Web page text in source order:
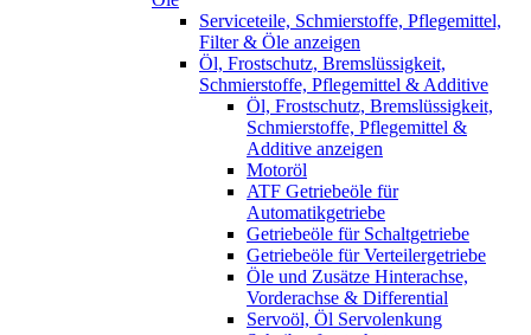
Serviceteile, Schmierstoffe, Pflegemittel,
Filter & Öle anzeigen
Öl, Frostschutz, Bremslüssigkeit,
Schmierstoffe, Pflegemittel & Additive
Öl, Frostschutz, Bremslüssigkeit,
Schmierstoffe, Pflegemittel &
Additive anzeigen
Motoröl
ATF Getriebeöle für
Automatikgetriebe
Getriebeöle für Schaltgetriebe
Getriebeöle für Verteilergetriebe
Öle und Zusätze Hinterachse,
Vorderachse & Differential
Servoöl, Öl Servolenkung